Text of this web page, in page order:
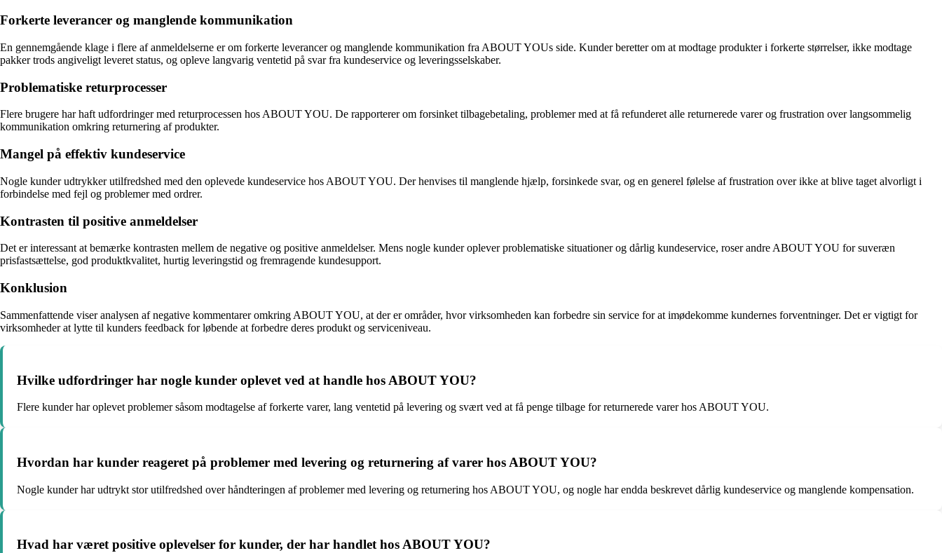
Forkerte leverancer og manglende kommunikation
En gennemgående klage i flere af anmeldelserne er om forkerte leverancer og manglende kommunikation fra ABOUT YOUs side. Kunder beretter om at modtage produkter i forkerte størrelser, ikke modtage
pakker trods angiveligt leveret status, og opleve langvarig ventetid på svar fra kundeservice og leveringsselskaber.
Problematiske returprocesser
Flere brugere har haft udfordringer med returprocessen hos ABOUT YOU. De rapporterer om forsinket tilbagebetaling, problemer med at få refunderet alle returnerede varer og frustration over langsommelig
kommunikation omkring returnering af produkter.
Mangel på effektiv kundeservice
Nogle kunder udtrykker utilfredshed med den oplevede kundeservice hos ABOUT YOU. Der henvises til manglende hjælp, forsinkede svar, og en generel følelse af frustration over ikke at blive taget alvorligt i
forbindelse med fejl og problemer med ordrer.
Kontrasten til positive anmeldelser
Det er interessant at bemærke kontrasten mellem de negative og positive anmeldelser. Mens nogle kunder oplever problematiske situationer og dårlig kundeservice, roser andre ABOUT YOU for suveræn
prisfastsættelse, god produktkvalitet, hurtig leveringstid og fremragende kundesupport.
Konklusion
Sammenfattende viser analysen af negative kommentarer omkring ABOUT YOU, at der er områder, hvor virksomheden kan forbedre sin service for at imødekomme kundernes forventninger. Det er vigtigt for
virksomheder at lytte til kunders feedback for løbende at forbedre deres produkt og serviceniveau.
Hvilke udfordringer har nogle kunder oplevet ved at handle hos ABOUT YOU?
Flere kunder har oplevet problemer såsom modtagelse af forkerte varer, lang ventetid på levering og svært ved at få penge tilbage for returnerede varer hos ABOUT YOU.
Hvordan har kunder reageret på problemer med levering og returnering af varer hos ABOUT YOU?
Nogle kunder har udtrykt stor utilfredshed over håndteringen af problemer med levering og returnering hos ABOUT YOU, og nogle har endda beskrevet dårlig kundeservice og manglende kompensation.
Hvad har været positive oplevelser for kunder, der har handlet hos ABOUT YOU?